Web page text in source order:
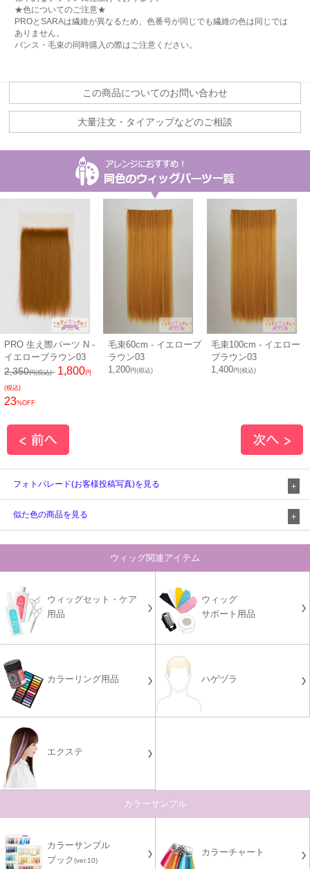
★色についてのご注意★
PROとSARAは繊維が異なるため、色番号が同じでも繊維の色は同じでは
ありません。
バンス・毛束の同時購入の際はご注意ください。
この商品についてのお問い合わせ
大量注文・タイアップなどのご相談
PRO 生え際パーツ N -
イエローブラウン03
2,350円(税込) 1,800円
(税込)
23%OFF
毛束60cm - イエローブ
ラウン03
1,200円(税込)
毛束100cm - イエロー
ブラウン03
1,400円(税込)
フォトパレード(お客様投稿写真)を見る
似た色の商品を見る
ウィッグ関連アイテム
ウィッグセット・ケア
用品
ウィッグ
サポート用品
カラーリング用品 ハゲヅラ
エクステ
カラーサンプル
カラーサンプル
ブック(ver.10)
カラーチャート